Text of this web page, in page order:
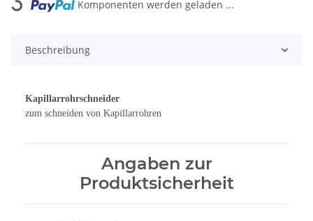
Komponenten werden geladen ...
Beschreibung
Kapillarrohrschneider
zum schneiden von Kapillarrohren
Angaben zur
Produktsicherheit